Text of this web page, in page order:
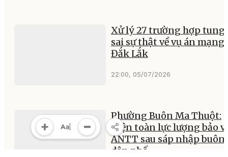
Xử lý 27 trường hợp
sai sự thật về vụ án mạng
Đắk Lắk
22:00, 05/07/2026
Phường Buôn Ma Thuột:
Kiện toàn lực lượng bảo
ANTT sau sáp nhập
dân phố